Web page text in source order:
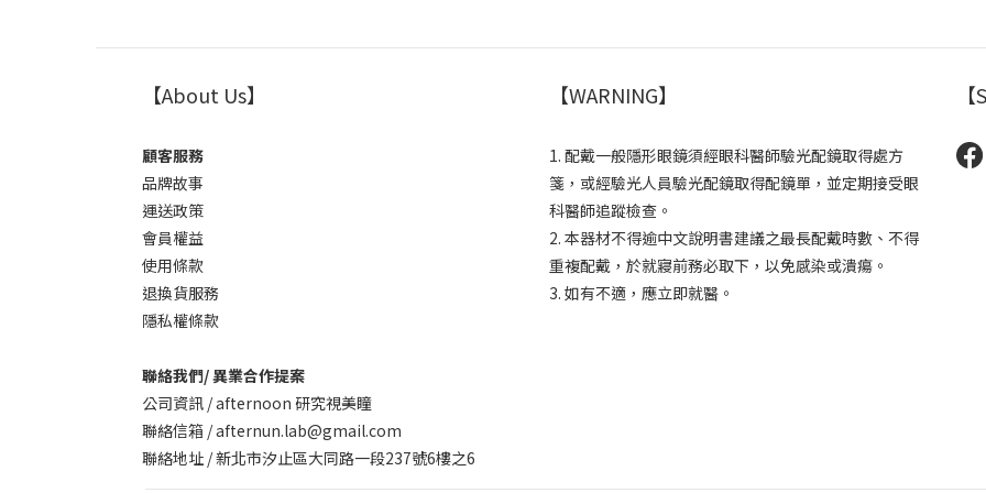
【About Us】
顧客服務
品牌故事
運送政策
會員權益
使用條款
退換貨服務
隱私權條款
聯絡我們/ 異業合作提案
公司資訊 / afternoon 研究視美瞳
聯絡信箱 / afternun.lab@gmail.com
聯絡地址 / 新北市汐止區大同路一段237號6樓之6
【WARNING】
1. 配戴一般隱形眼鏡須經眼科醫師驗光配鏡取得處方
箋，或經驗光人員驗光配鏡取得配鏡單，並定期接受眼
科醫師追蹤檢查。
2. 本器材不得逾中文說明書建議之最長配戴時數、不得
重複配戴，於就寢前務必取下，以免感染或潰瘍。
3. 如有不適，應立即就醫。